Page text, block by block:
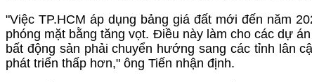
"Việc TP.HCM áp dụng bảng giá đất mới đến năm
phóng mặt bằng tăng vọt. Điều này làm cho các dự
bất động sản phải chuyển hướng sang các tỉnh lân
phát triển thấp hơn," ông Tiến nhận định.